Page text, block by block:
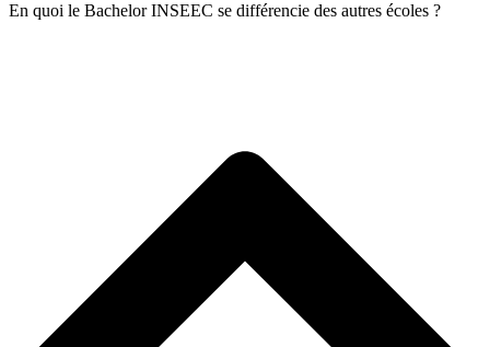
En quoi le Bachelor INSEEC se différencie des autres écoles ?